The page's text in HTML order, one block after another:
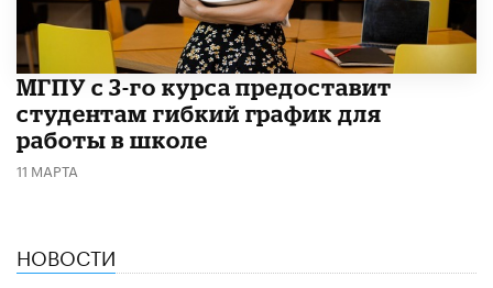
МГПУ с 3-го курса предоставит
студентам гибкий график для
работы в школе
11 МАРТА
НОВОСТИ